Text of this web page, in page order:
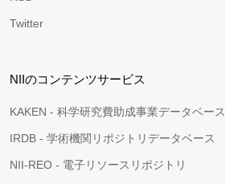
Twitter
NIIのコンテンツサービス
KAKEN - 科学研究費助成事業データベース
IRDB - 学術機関リポジトリデータベース
NII-REO - 電子リソースリポジトリ